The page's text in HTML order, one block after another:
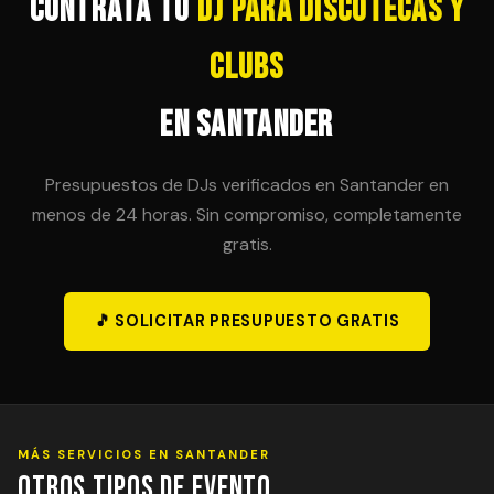
Contrata tu DJ para Discotecas y
Clubs
en Santander
Presupuestos de DJs verificados en Santander en
menos de 24 horas. Sin compromiso, completamente
gratis.
🎵 SOLICITAR PRESUPUESTO GRATIS
MÁS SERVICIOS EN SANTANDER